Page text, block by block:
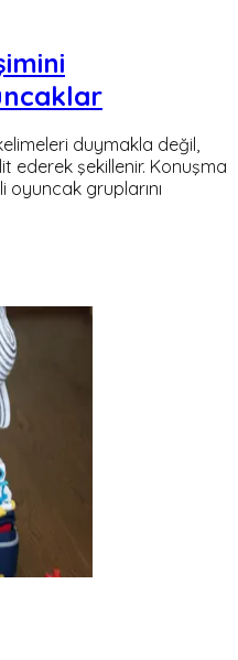
duymakla değil,
ederek şekillenir. Konuşma
gruplarını